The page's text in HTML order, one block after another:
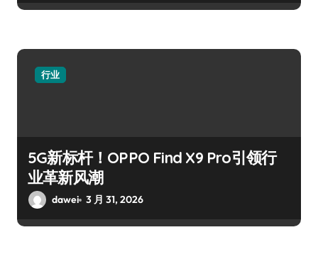
行业
5G新标杆！OPPO Find X9 Pro引领行
业革新风潮
dawei 3 月 31, 2026